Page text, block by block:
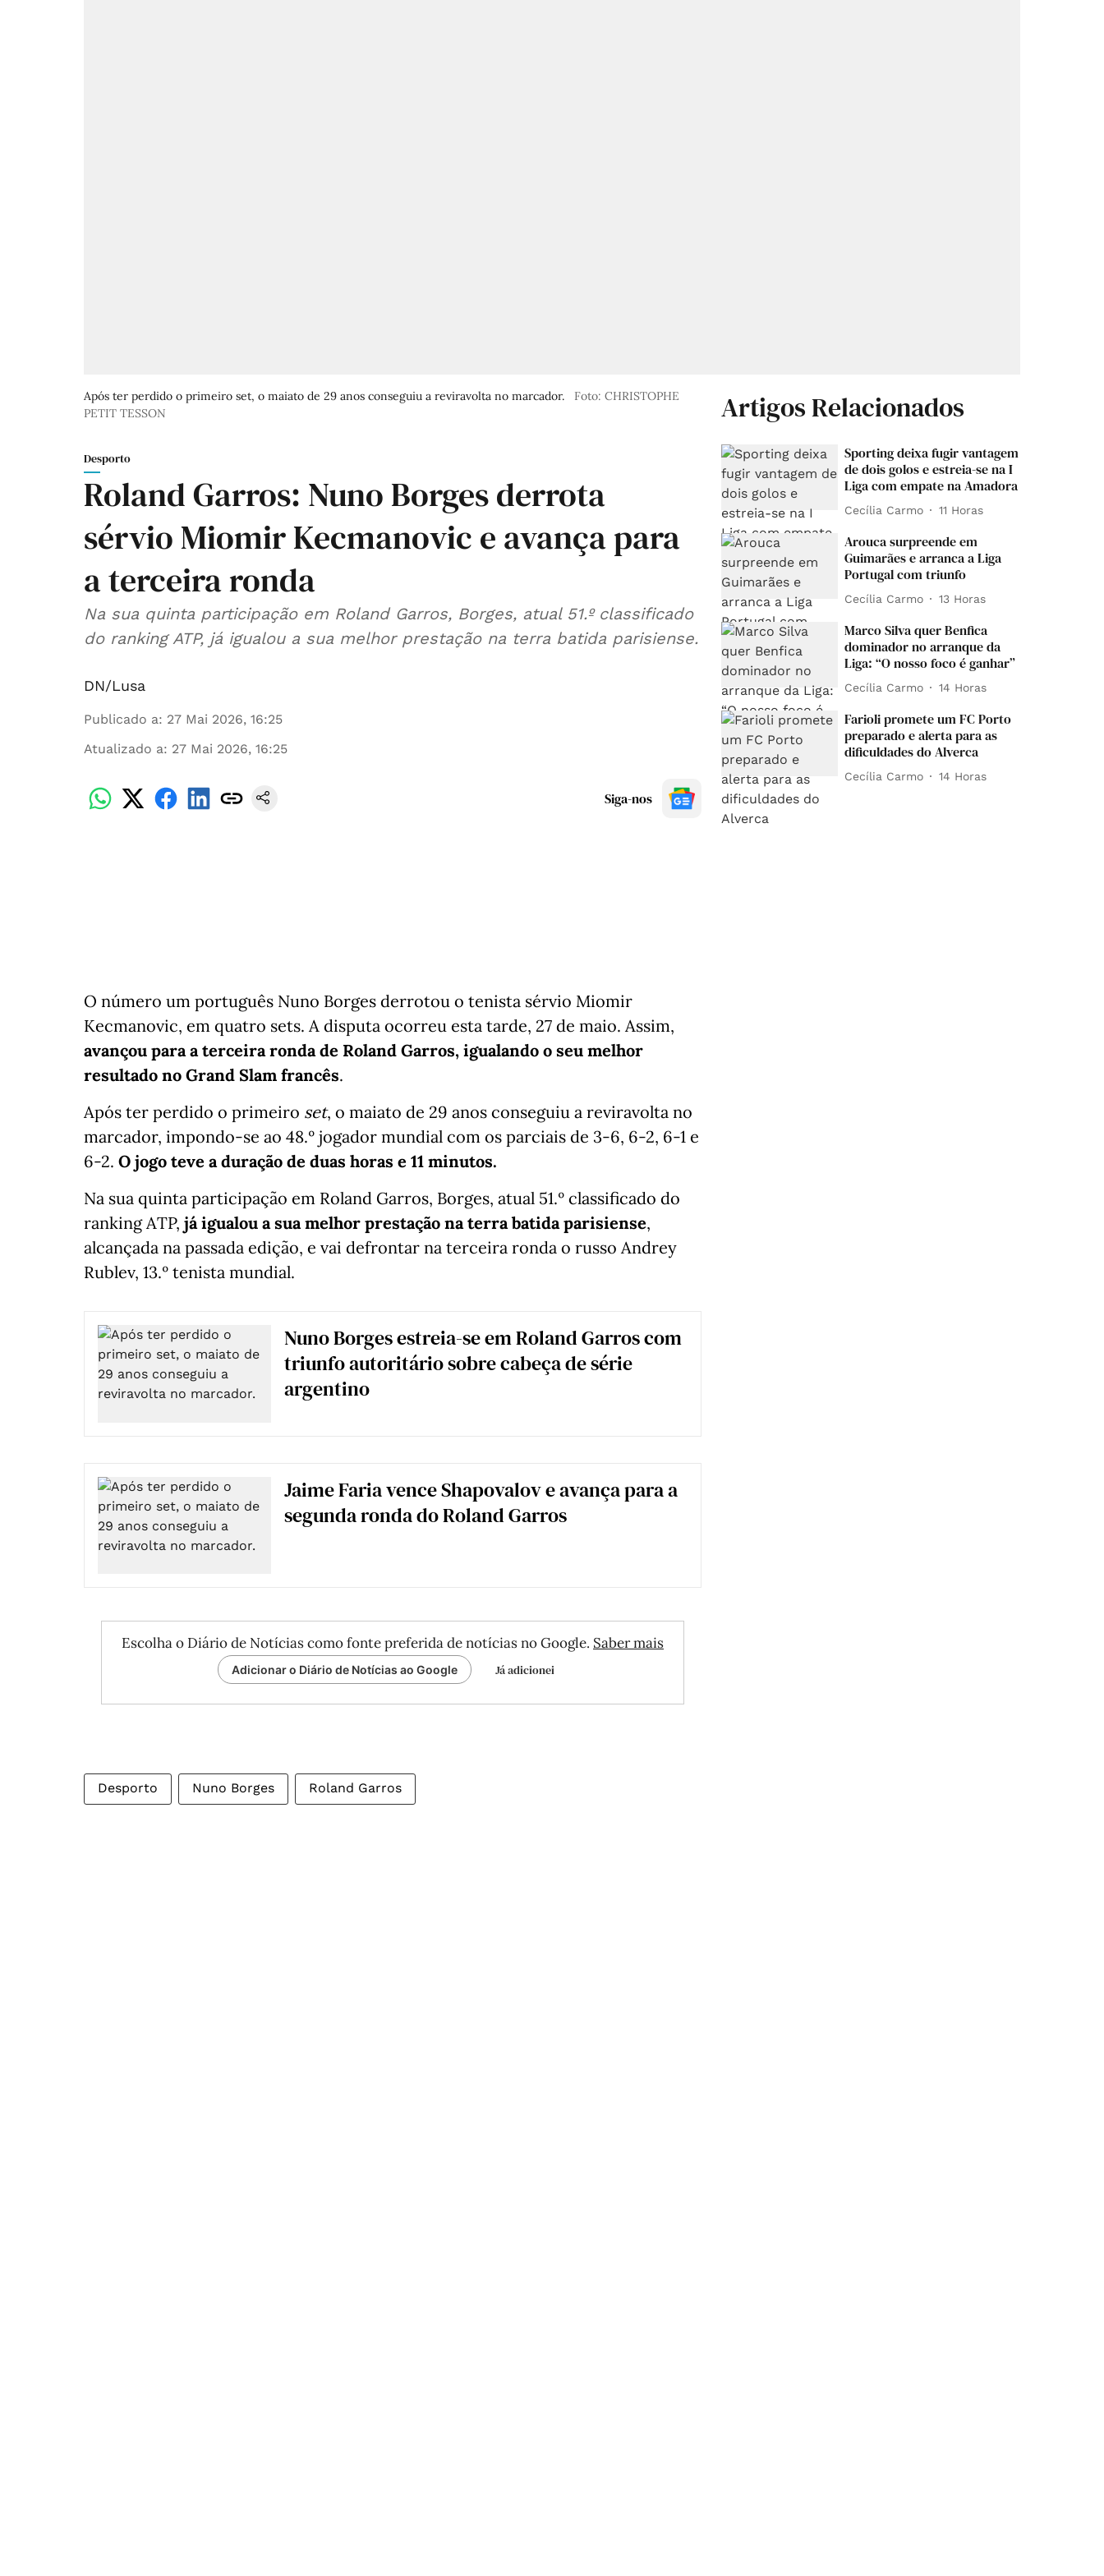
Após ter perdido o primeiro set, o maiato de 29 anos conseguiu a reviravolta no marcador.
Foto: CHRISTOPHE
PETIT TESSON
Desporto
Roland Garros: Nuno Borges derrota
sérvio Miomir Kecmanovic e avança para
a terceira ronda
Na sua quinta participação em Roland Garros, Borges, atual 51.º classificado
do ranking ATP, já igualou a sua melhor prestação na terra batida parisiense.
DN/Lusa
Publicado a: 27 Mai 2026, 16:25
Atualizado a: 27 Mai 2026, 16:25
Siga-nos
O número um português Nuno Borges derrotou o tenista sérvio Miomir
Kecmanovic, em quatro sets. A disputa ocorreu esta tarde, 27 de maio. Assim,
avançou para a terceira ronda de Roland Garros, igualando o seu melhor
resultado no Grand Slam francês.
Após ter perdido o primeiro set, o maiato de 29 anos conseguiu a reviravolta no
marcador, impondo-se ao 48.º jogador mundial com os parciais de 3-6, 6-2, 6-1 e
6-2. O jogo teve a duração de duas horas e 11 minutos.
Na sua quinta participação em Roland Garros, Borges, atual 51.º classificado do
ranking ATP, já igualou a sua melhor prestação na terra batida parisiense,
alcançada na passada edição, e vai defrontar na terceira ronda o russo Andrey
Rublev, 13.º tenista mundial.
Nuno Borges estreia-se em Roland Garros com
triunfo autoritário sobre cabeça de série
argentino
Jaime Faria vence Shapovalov e avança para a
segunda ronda do Roland Garros
Escolha o Diário de Notícias como fonte preferida de notícias no Google. Saber mais
Adicionar o Diário de Notícias ao Google Já adicionei
Desporto Nuno Borges Roland Garros
Artigos Relacionados
Sporting deixa fugir vantagem
de dois golos e estreia-se na I
Liga com empate na Amadora
Cecília Carmo 11 Horas
Arouca surpreende em
Guimarães e arranca a Liga
Portugal com triunfo
Cecília Carmo 13 Horas
Marco Silva quer Benfica
dominador no arranque da
Liga: “O nosso foco é ganhar”
Cecília Carmo 14 Horas
Farioli promete um FC Porto
preparado e alerta para as
dificuldades do Alverca
Cecília Carmo 14 Horas